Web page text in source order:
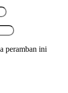
peramban ini